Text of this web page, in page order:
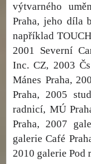
výtvarného
Praha, jeho díla
například
2001 Severní
Inc. CZ, 2003
Mánes Praha,
Praha, 2005
radnicí, MÚ
Praha, 2007
galerie Café
2010 galerie Pod